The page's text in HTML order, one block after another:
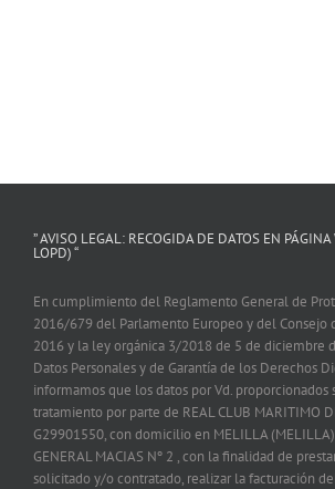
” AVISO LEGAL: RECOGIDA DE DATOS EN
LOPD) “
En cumplimiento del Reglamento General de
2016/679 del Parlamento Europeo y del Consejo
2016 y la ley orgánica 3/2018 de 5 de diciembre
Datos Personales y de Garantía de los Derechos
informamos que los datos por Vd. proporcionados
tratamiento por parte de REAL CLUB MARITIMO
G29901550, con domicilio en MELILLA (MELILLA),
GENERAL MACIAS Nº 2 , con la finalidad de
solicitado y/o contratado, realizar la facturación